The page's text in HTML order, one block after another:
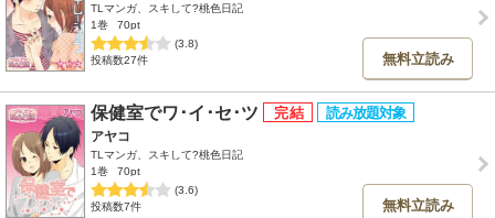
TLマンガ、スキして?桃色日記
1巻
70pt
(3.8)
投稿数27件
無料立読み
保健室でワ･イ･セ･ツ
アヤコ
TLマンガ、スキして?桃色日記
1巻
70pt
(3.6)
投稿数7件
無料立読み